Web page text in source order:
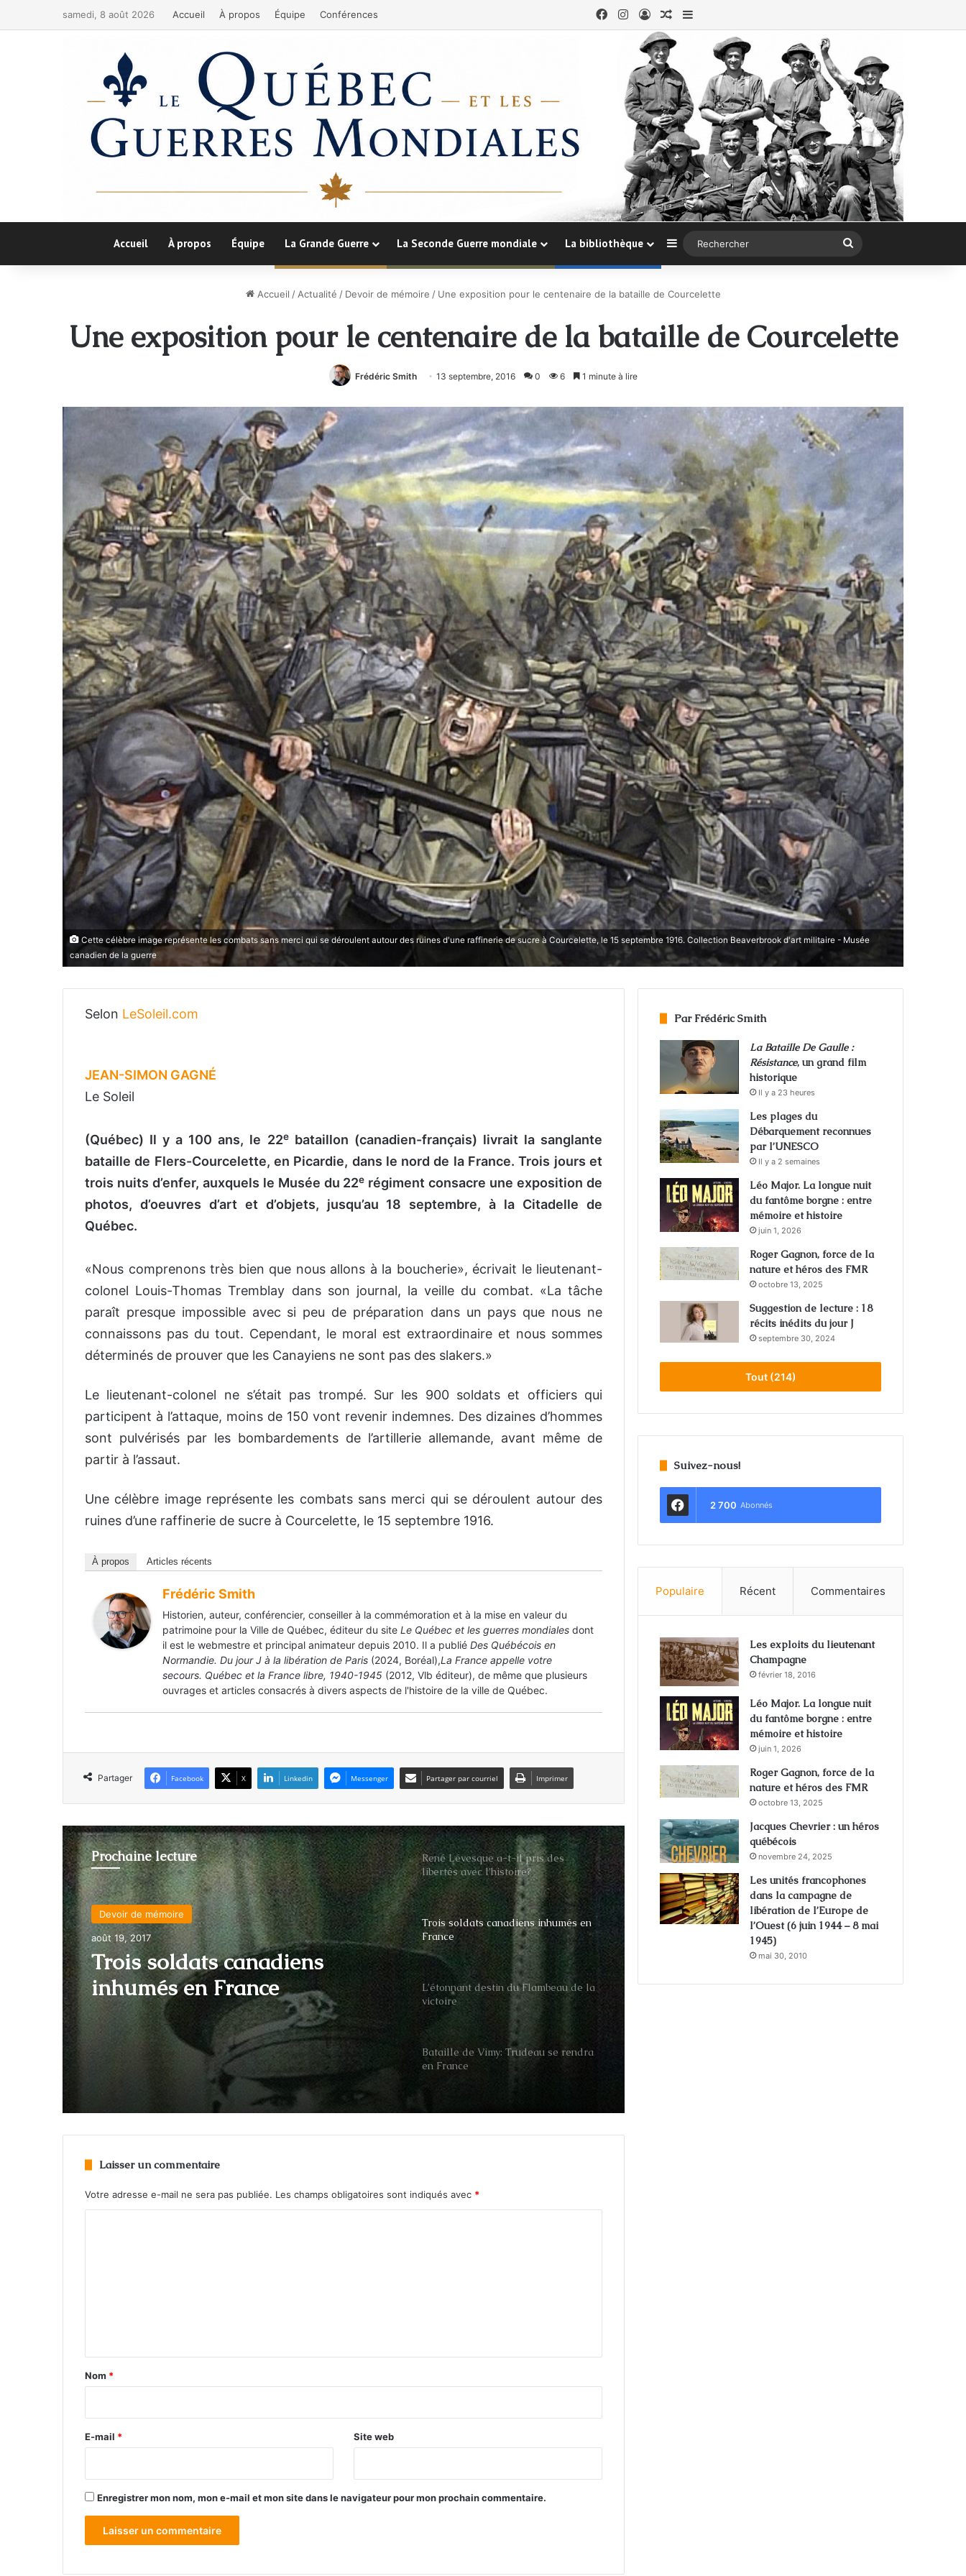
samedi, 8 août 2026 Accueil À propos Équipe Conférences Facebook
InstagramConnexion
Article au hasard
Sidebar (barre latérale)
Accueil À propos Équipe La Grande Guerre La Seconde Guerre mondiale La bibliothèque Sidebar (barre latérale)
Accueil / Actualité / Devoir de mémoire / Une exposition pour le centenaire de la bataille de Courcelette
Une exposition pour le centenaire de la bataille de Courcelette
Frédéric Smith 13 septembre, 2016 0 6 1 minute à lire
Cette célèbre image représente les combats sans merci qui se déroulent autour des ruines d'une raffinerie de sucre à Courcelette, le 15 septembre 1916. Collection Beaverbrook d'art militaire - Musée
canadien de la guerre
Selon LeSoleil.com
JEAN-SIMON GAGNÉ
Le Soleil
(Québec) Il y a 100 ans, le 22ebataillon (canadien-français) livrait la sanglante
bataille de Flers-Courcelette, en Picardie, dans le nord de la France. Trois jours et
trois nuits d’enfer, auxquels le Musée du 22e régiment consacre une exposition de
photos, d’oeuvres d’art et d’objets, jusqu’au 18 septembre, à la Citadelle de
Québec.
«Nous comprenons très bien que nous allons à la boucherie», écrivait le lieutenant-
colonel Louis-Thomas Tremblay dans son journal, la veille du combat. «La tâche
paraît presque impossible avec si peu de préparation dans un pays que nous ne
connaissons pas du tout. Cependant, le moral est extraordinaire et nous sommes
déterminés de prouver que les Canayiens ne sont pas des slakers.»
Le lieutenant-colonel ne s’était pas trompé. Sur les 900 soldats et officiers qui
participent à l’attaque, moins de 150 vont revenir indemnes. Des dizaines d’hommes
sont pulvérisés par les bombardements de l’artillerie allemande, avant même de
partir à l’assaut.
Une célèbre image représente les combats sans merci qui se déroulent autour des
ruines d’une raffinerie de sucre à Courcelette, le 15 septembre 1916.
À propos Articles récents
Frédéric Smith
Historien, auteur, conférencier, conseiller à la commémoration et à la mise en valeur du
patrimoine pour la Ville de Québec, éditeur du site Le Québec et les guerres mondiales dont
il est le webmestre et principal animateur depuis 2010. Il a publié Des Québécois en
Normandie. Du jour J à la libération de Paris (2024, Boréal),La France appelle votre
secours. Québec et la France libre, 1940-1945 (2012, Vlb éditeur), de même que plusieurs
ouvrages et articles consacrés à divers aspects de l'histoire de la ville de Québec.
Partager Facebook X Linkedin Messenger Partager par courriel Imprimer
Prochaine lecture
Devoir de mémoire
août 19, 2017
Trois soldats canadiens
inhumés en France
Royal en danger
Philip Doddridge, prisonnier des
Japonais il y a 75 ans
noir
René Lévesque a-t-il pris des
libertés avec l’histoire?
Trois soldats canadiens inhumés en
France
L’étonnant destin du Flambeau de la
victoire
Bataille de Vimy: Trudeau se rendra
en France
Une équipe tente d’identifier les
aviateur Arthur Hiller meurt à 92 ans
Nadeau, vétéran de Dieppe
René Lévesque a-t-il pris des
Laisser un commentaire
Votre adresse e-mail ne sera pas publiée. Les champs obligatoires sont indiqués avec *
a
e
Nom *
E-mail * Site web
Enregistrer mon nom, mon e-mail et mon site dans le navigateur pour mon prochain commentaire.
Par Frédéric Smith
La Bataille De Gaulle :
Résistance, un grand film
historique
Il y a 23 heures
Les plages du
Débarquement reconnues
par l’UNESCO
Il y a 2 semaines
Léo Major. La longue nuit
du fantôme borgne : entre
mémoire et histoire
juin 1, 2026
Roger Gagnon, force de la
nature et héros des FMR
octobre 13, 2025
Suggestion de lecture : 18
récits inédits du jour J
septembre 30, 2024
Tout (214)
Suivez-nous!
2 700 Abonnés
Populaire Récent Commentaires
Les exploits du lieutenant
Champagne
février 18, 2016
Léo Major. La longue nuit
du fantôme borgne : entre
mémoire et histoire
juin 1, 2026
Roger Gagnon, force de la
nature et héros des FMR
octobre 13, 2025
Jacques Chevrier : un héros
québécois
novembre 24, 2025
Les unités francophones
dans la campagne de
libération de l’Europe de
l’Ouest (6 juin 1944 – 8 mai
1945)
mai 30, 2010